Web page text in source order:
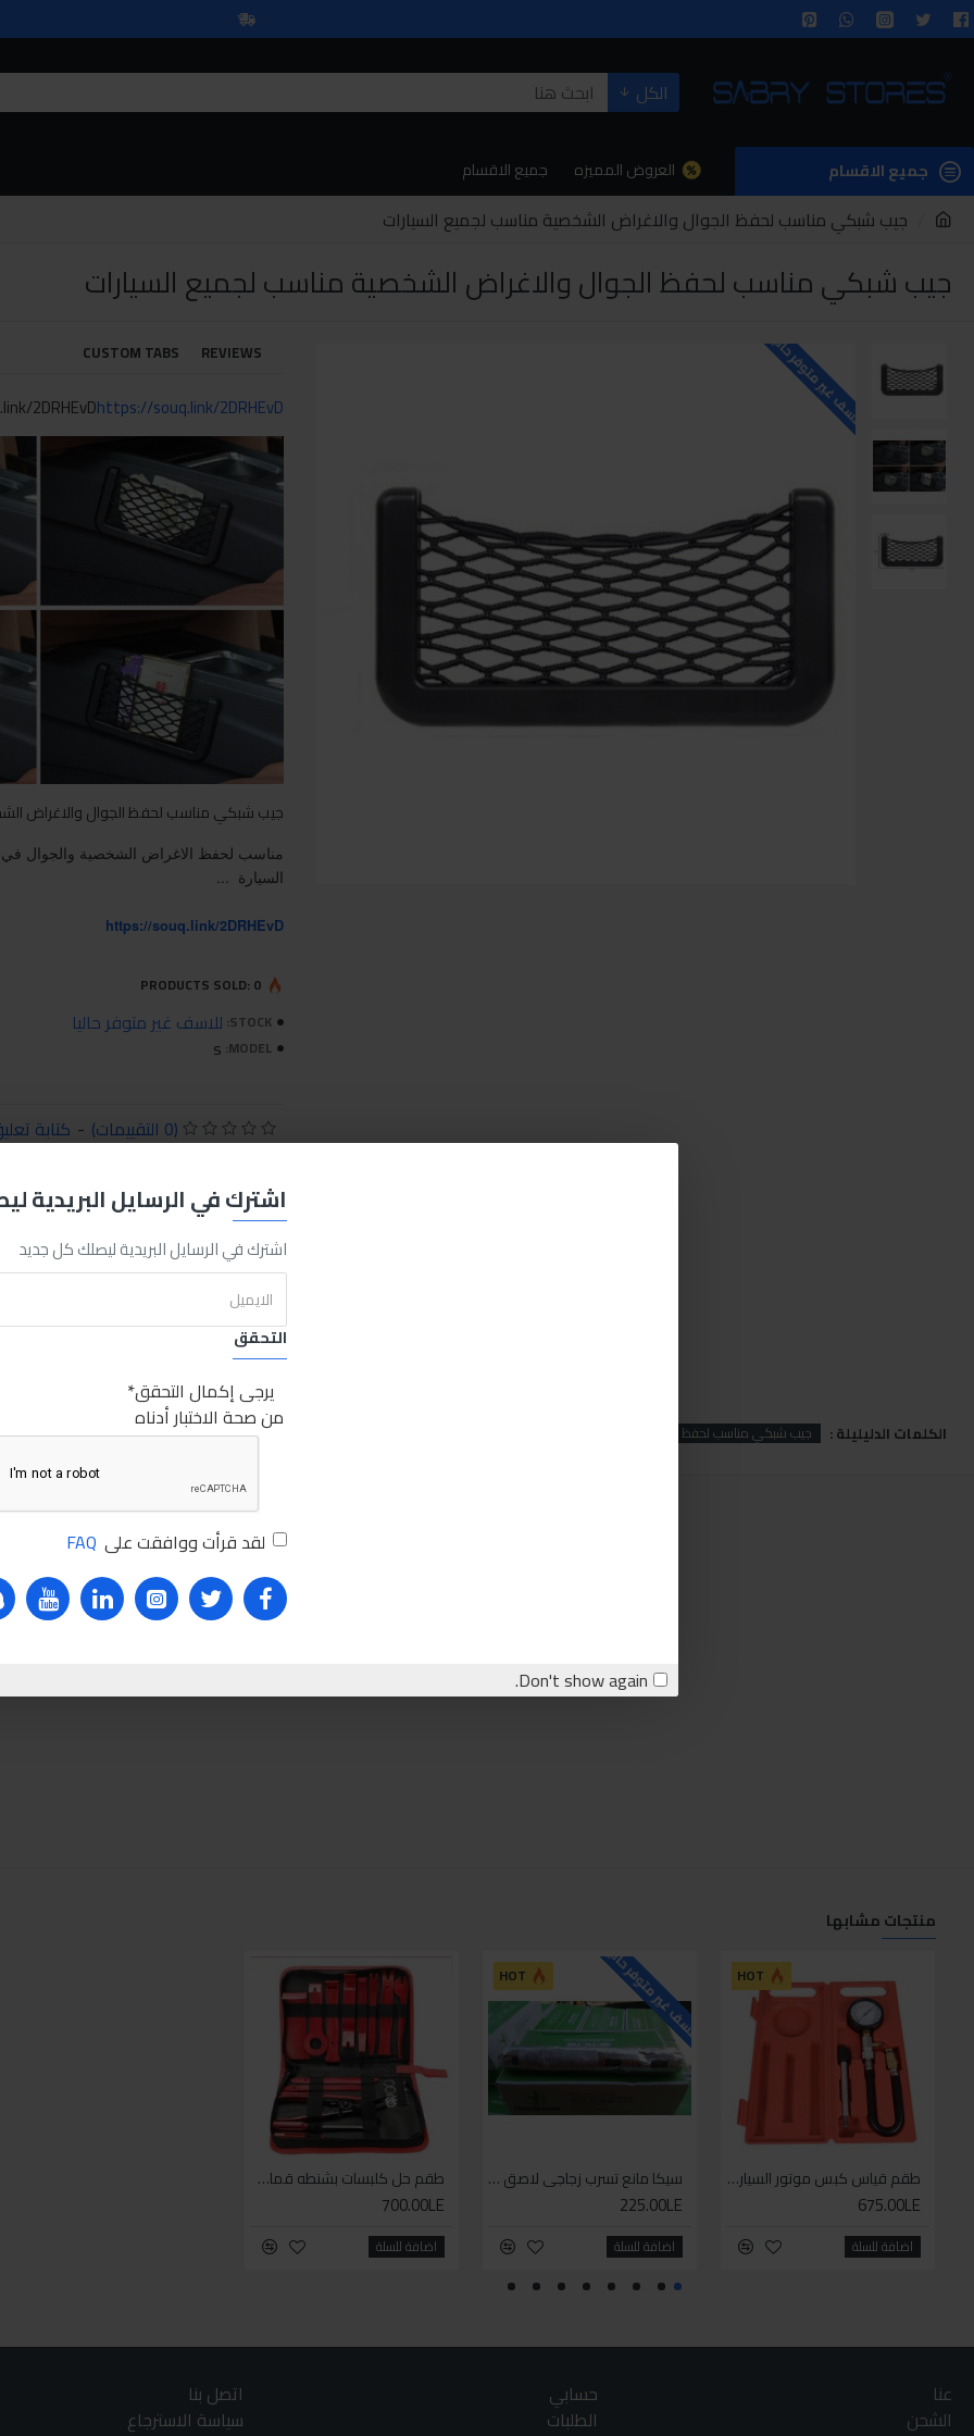
اشترك في الرسايل البريدية
اشترك في الرسايل البريدية ليصلك كل جديد
التحقق
يرجى إكمال التحقق
من صحة الاختبار أدناه
لقد قرأت ووافقت على FAQ
Don't show again.
الكل
جميع الاقسام العروض المميزه جميع الاقسام
جيب شبكي مناسب لحفظ الجوال والاغراض الشخصية مناسب لجميع السيارات
جيب شبكي مناسب لحفظ الجوال والاغراض الشخصية مناسب لجميع السيارات
للاسف غير متوفر حاليا REVIEWS
CUSTOM TABS
https://souq.link/2DRHEvD
2DRHEvD
جيب شبكي مناسب لحفظ الجوال والاغراض
مناسب لحفظ الاغراض الشخصية والجوال في
السيارة ...
https://souq.link/2DRHEvD
STOCK: للاسف غير متوفر حاليا
MODEL:
s
PRODUCTS SOLD: 0
(0 التقييمات) - كتابة
39.00LE
اضافة للسلة اشتري الان
الكلمات الدليليلة : جيب شبكي مناسب لحفظ الجوال والاغراض الشخصية مناسب لجميع السيارات Net Organizer Pockets Car Storage Net 15X8cm
منتجات مشابها
HOT
طقم قياس كبس موتور السياره 3 ق
675.00LE
اضافة للسلة
HOT للاسف غير متوفر حاليا
سيكا مانع تسرب زجاجي لاصق اسود 600 مل
225.00LE
اضافة للسلة
طقم حل كلبسات بشنطه قماش ١٩ قطعه للخدمات الشاقه
700.00LE
اضافة للسلة
عنا
الشحن
حسابي
الطلبات
اتصل بنا
سياسة الاسترجاع